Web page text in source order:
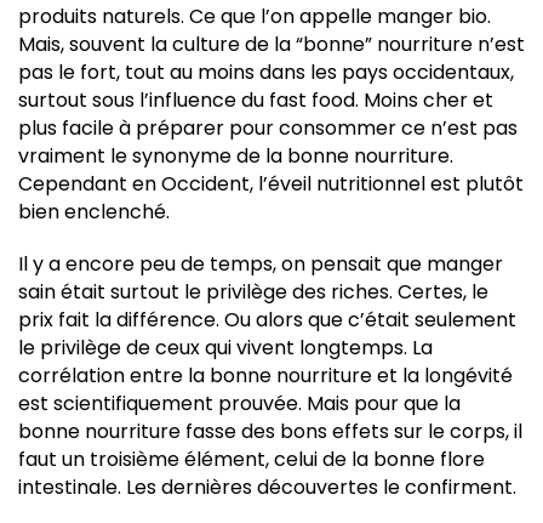
produits naturels. Ce que l’on appelle manger bio.
Mais, souvent la culture de la “bonne” nourriture n’est
pas le fort, tout au moins dans les pays occidentaux,
surtout sous l’influence du fast food. Moins cher et
plus facile à préparer pour consommer ce n’est pas
vraiment le synonyme de la bonne nourriture.
Cependant en Occident, l’éveil nutritionnel est plutôt
bien enclenché.
Il y a encore peu de temps, on pensait que manger
sain était surtout le privilège des riches. Certes, le
prix fait la différence. Ou alors que c’était seulement
le privilège de ceux qui vivent longtemps. La
corrélation entre la bonne nourriture et la longévité
est scientifiquement prouvée. Mais pour que la
bonne nourriture fasse des bons effets sur le corps, il
faut un troisième élément, celui de la bonne flore
intestinale. Les dernières découvertes le confirment.